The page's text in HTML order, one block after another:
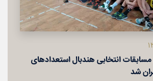
انتخابی هندبال استعدادهای
شد